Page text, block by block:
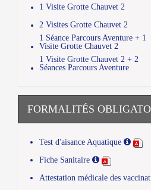
1 Visite Grotte Chauvet 2
2 Visites Grotte Chauvet 2
1 Séance Parcours Aventure + 1
Visite Grotte Chauvet 2
1 Visite Grotte Chauvet 2 + 2
Séances Parcours Aventure
FORMALITÉS
Test d'aisance Aquatique
Fiche Sanitaire
Attestation médicale des